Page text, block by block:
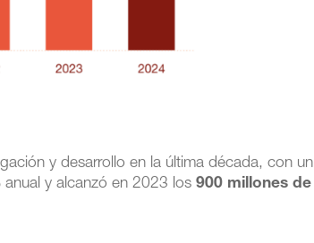
y desarrollo en la última década, con un
anual y alcanzó en 2023 los900 millones de